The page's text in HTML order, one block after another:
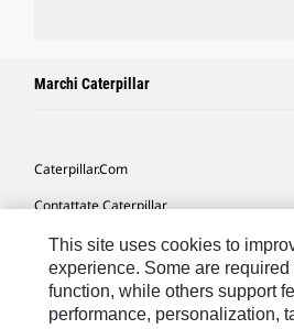
Marchi Caterpillar
Caterpillar.com
Contattate Caterpillar
Le Mie Preferenze Di Marketing
Mappa Del Sito
Cookie Settings
This site uses cookies to
experience. Some are required
function, while others support
performance, personalization,